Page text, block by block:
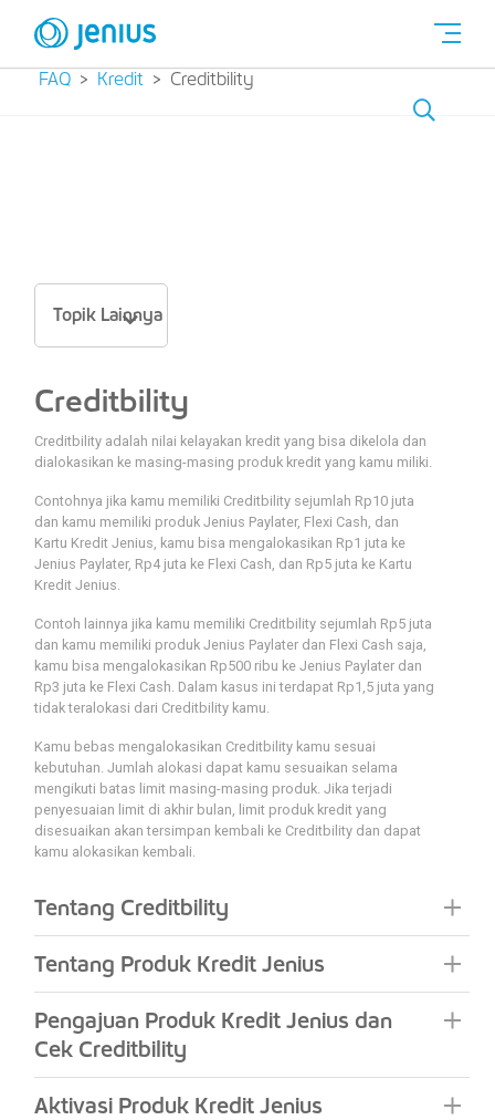
FAQ Kredit Creditbility
Topik Lainnya
Creditbility
Creditbility adalah nilai kelayakan kredit yang bisa dikelola dan
dialokasikan ke masing-masing produk kredit yang kamu miliki.
Contohnya jika kamu memiliki Creditbility sejumlah Rp10 juta
dan kamu memiliki produk Jenius Paylater, Flexi Cash, dan
Kartu Kredit Jenius, kamu bisa mengalokasikan Rp1 juta ke
Jenius Paylater, Rp4 juta ke Flexi Cash, dan Rp5 juta ke Kartu
Kredit Jenius.
Contoh lainnya jika kamu memiliki Creditbility sejumlah Rp5 juta
dan kamu memiliki produk Jenius Paylater dan Flexi Cash saja,
kamu bisa mengalokasikan Rp500 ribu ke Jenius Paylater dan
Rp3 juta ke Flexi Cash. Dalam kasus ini terdapat Rp1,5 juta yang
tidak teralokasi dari Creditbility kamu.
Kamu bebas mengalokasikan Creditbility kamu sesuai
kebutuhan. Jumlah alokasi dapat kamu sesuaikan selama
mengikuti batas limit masing-masing produk. Jika terjadi
penyesuaian limit di akhir bulan, limit produk kredit yang
disesuaikan akan tersimpan kembali ke Creditbility dan dapat
kamu alokasikan kembali.
Tentang Creditbility
Tentang Produk Kredit Jenius
Pengajuan Produk Kredit Jenius dan
Cek Creditbility
Aktivasi Produk Kredit Jenius